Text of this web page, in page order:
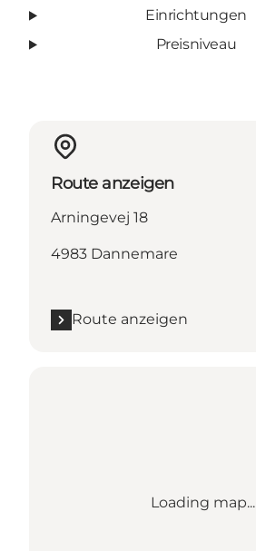
Einrichtungen
Preisniveau
Route anzeigen
Arningevej 18
4983 Dannemare
Route anzeigen
Loading map...